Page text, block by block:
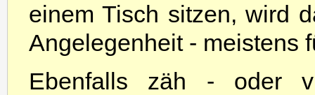
einem Tisch sitzen, wird
Angelegenheit - meistens
Ebenfalls zäh - oder